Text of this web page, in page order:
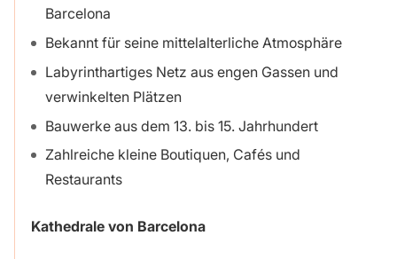
Barcelona
Bekannt für seine mittelalterliche Atmosphäre
Labyrinthartiges Netz aus engen Gassen und
verwinkelten Plätzen
Bauwerke aus dem 13. bis 15. Jahrhundert
Zahlreiche kleine Boutiquen, Cafés und
Restaurants
Kathedrale von Barcelona